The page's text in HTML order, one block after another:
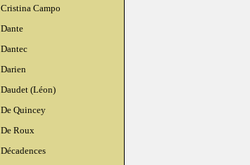
Cristina Campo
Dante
Dantec
Darien
Daudet (Léon)
De Quincey
De Roux
Décadences